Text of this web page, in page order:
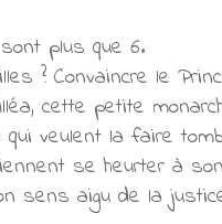
plus que 6.
? Convaincre le
cette petite
veulent la faire
se heurter à
sens aigu de la